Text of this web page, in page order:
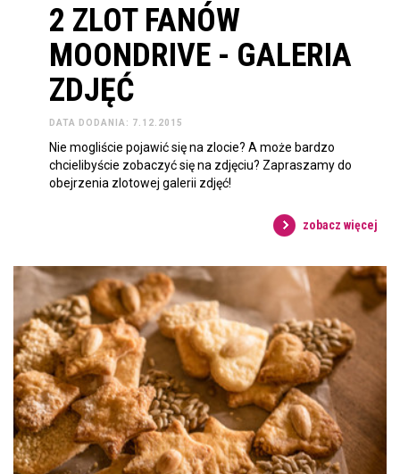
2 ZLOT FANÓW
MOONDRIVE - GALERIA
ZDJĘĆ
DATA DODANIA: 7.12.2015
Nie mogliście pojawić się na zlocie? A może bardzo
chcielibyście zobaczyć się na zdjęciu? Zapraszamy do
obejrzenia zlotowej galerii zdjęć!
zobacz więcej